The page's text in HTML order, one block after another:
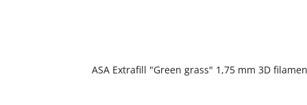
ASA Extrafill "Green grass" 1,75 mm 3D